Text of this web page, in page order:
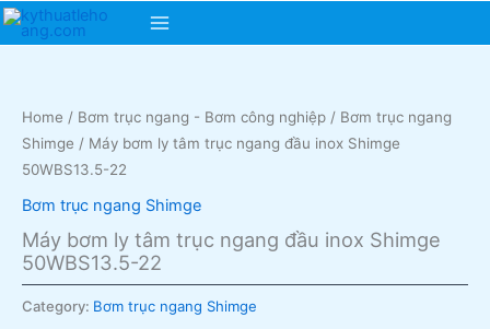
Skip
Main
Home / Bơm trục ngang - Bơm công nghiệp / Bơm trục ngang
Shimge / Máy bơm ly tâm trục ngang đầu inox Shimge
50WBS13.5-22
Bơm trục ngang Shimge
Máy bơm ly tâm trục ngang đầu inox Shimge
50WBS13.5-22
Category: Bơm trục ngang Shimge